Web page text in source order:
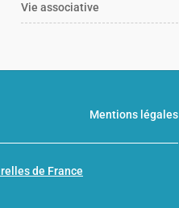
Vie associative
Mentions légales
de France